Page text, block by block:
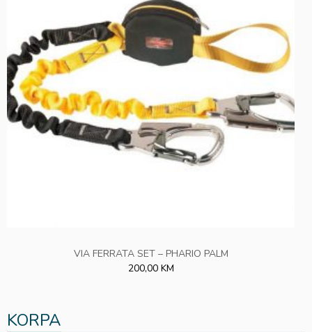
VIA FERRATA SET – PHARIO PALM
200,00 KM
KORPA